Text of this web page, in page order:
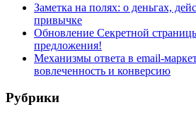
Заметка на полях: о деньгах,
привычке
Обновление Секретной
предложения!
Механизмы ответа в email-
вовлеченность и конверсию
Рубрики